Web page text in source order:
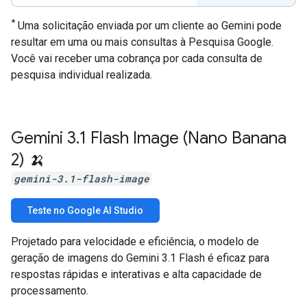
* Uma solicitação enviada por um cliente ao Gemini pode
resultar em uma ou mais consultas à Pesquisa Google.
Você vai receber uma cobrança por cada consulta de
pesquisa individual realizada.
Gemini 3.1 Flash Image (Nano Banana
2) 🍌
gemini-3.1-flash-image
Teste no Google AI Studio
Projetado para velocidade e eficiência, o modelo de
geração de imagens do Gemini 3.1 Flash é eficaz para
respostas rápidas e interativas e alta capacidade de
processamento.